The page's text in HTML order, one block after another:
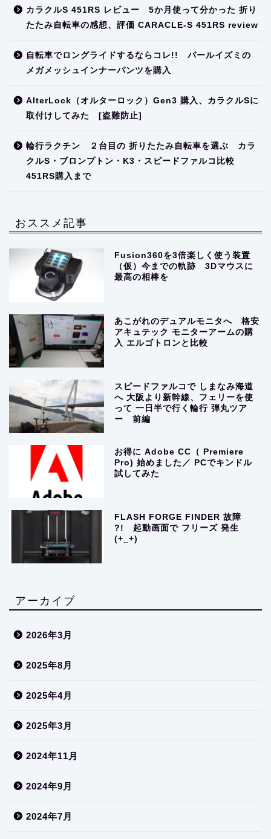
カラクルS 451RS レビュー 5か月使って分かった 折り
たたみ自転車の感想、評価 CARACLE-S 451RS review
自転車でロングライドするならコレ!! パールイズミの
メガメッシュインナーパンツを購入
AlterLock（オルターロック）Gen3 購入、カラクルSに
取付けしてみた [盗難防止]
輪行ラクチン ２台目の 折りたたみ自転車を選ぶ カラ
クルS・ブロンプトン・K3・スピードファルコ比較
451RS購入まで
おススメ記事
Fusion360を3倍楽しく使う装置
（仮）今までの軌跡 3Dマウスに
最高の相棒を
あこがれのデュアルモニタへ 格安
アキュテック モニターアームの購
入 エルゴトロンと比較
スピードファルコで しまなみ海道
へ 大阪より新幹線、フェリーを使
って 一日半で行く輪行 弾丸ツア
ー 前編
お得に Adobe CC（ Premiere
Pro) 始めました／ PCでキンドル
試してみた
FLASH FORGE FINDER 故障
?! 起動画面で フリーズ 発生
(+_+)
アーカイブ
2026年3月
2025年8月
2025年4月
2025年3月
2024年11月
2024年9月
2024年7月